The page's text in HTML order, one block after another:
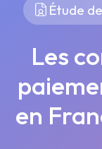
Étude
Les
en